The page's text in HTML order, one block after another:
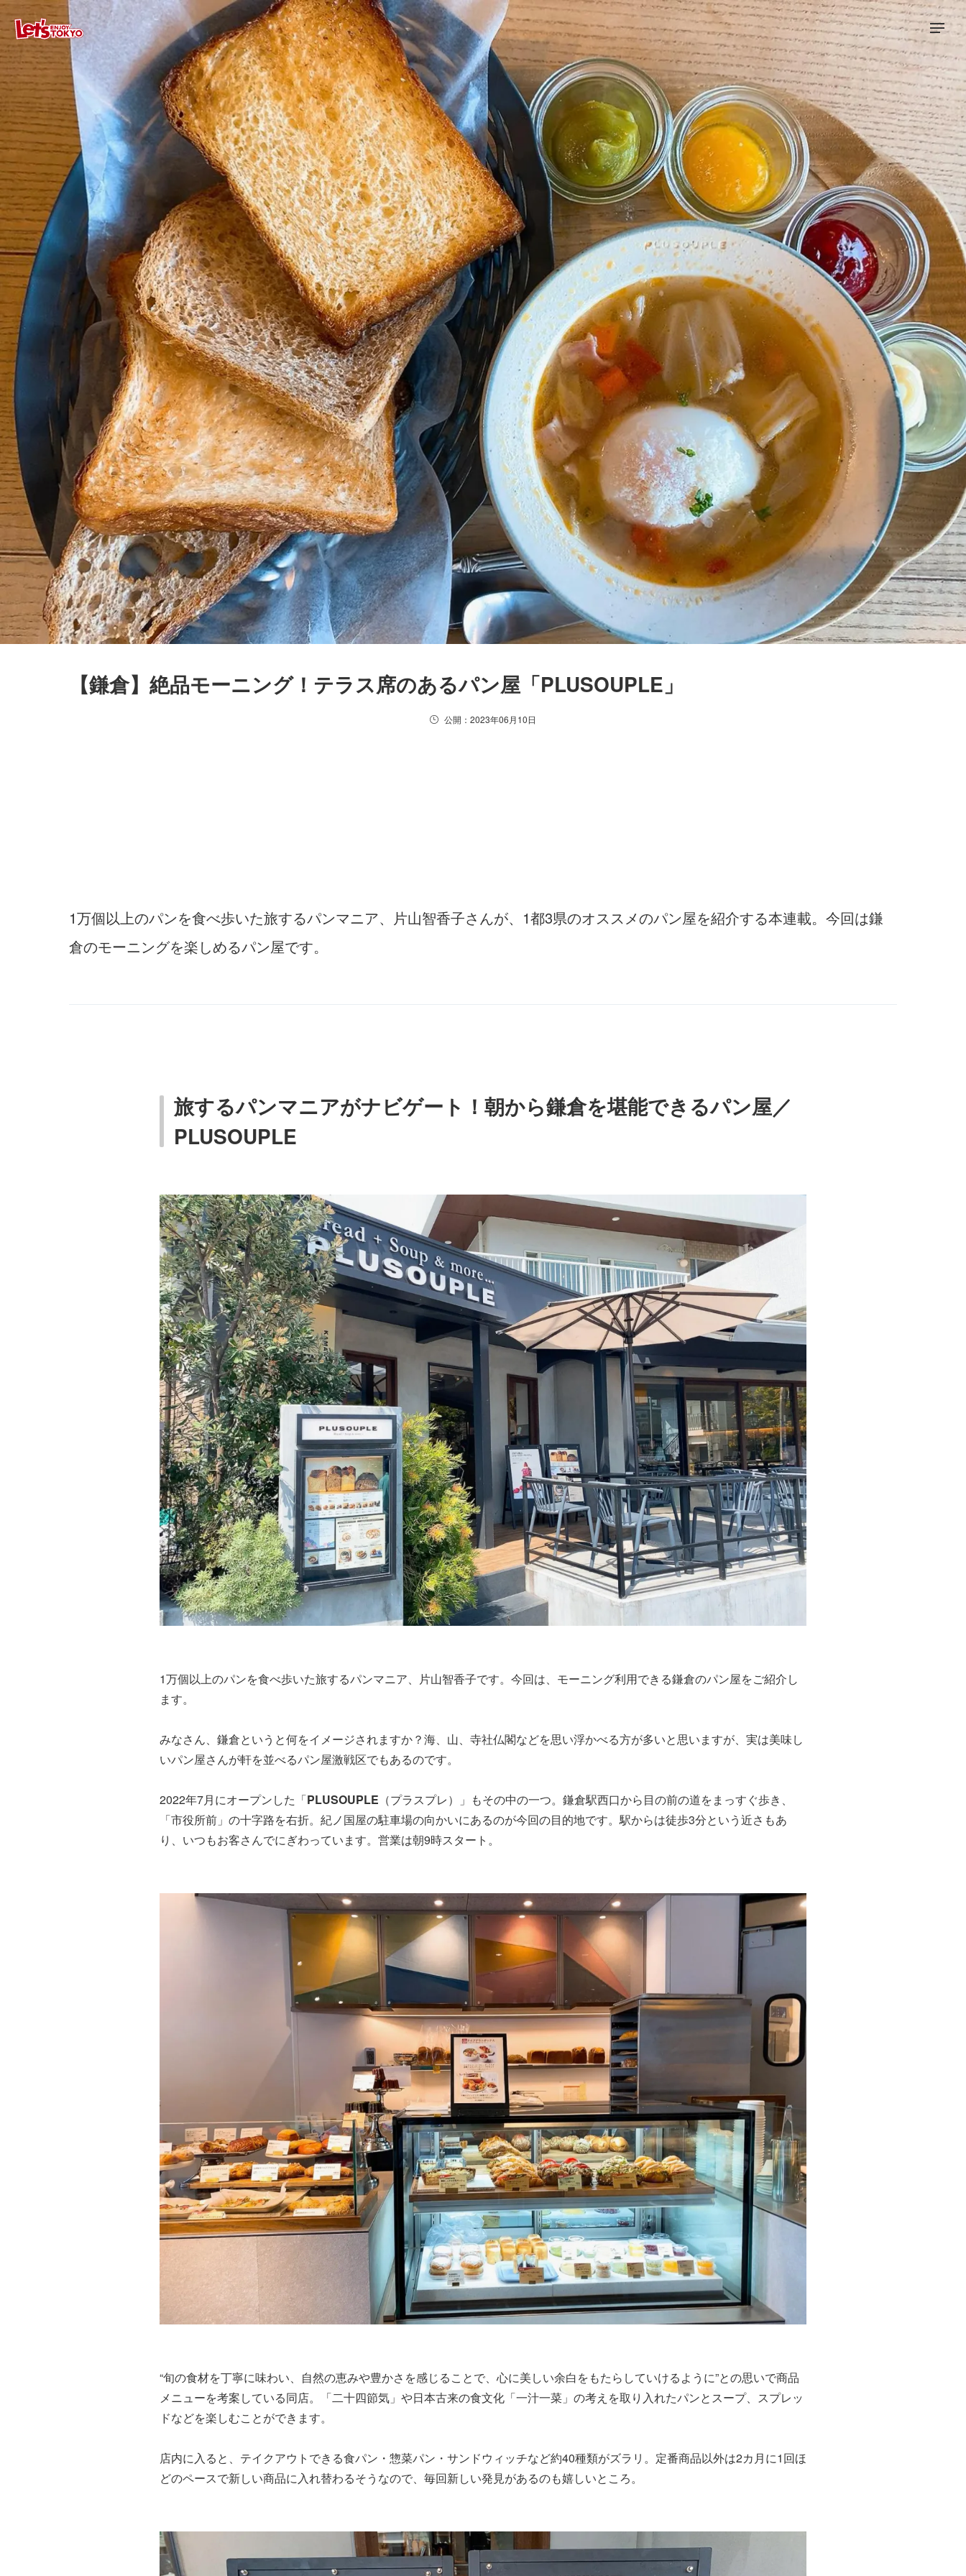
【鎌倉】絶品モーニング！テラス席のあるパン屋「PLUSOUPLE」
公開：2023年06月10日
1万個以上のパンを食べ歩いた旅するパンマニア、片山智香子さんが、1都3県のオススメのパン屋を紹介する本連載。今回は鎌
倉のモーニングを楽しめるパン屋です。
旅するパンマニアがナビゲート！朝から鎌倉を堪能できるパン屋／
PLUSOUPLE
1万個以上のパンを食べ歩いた旅するパンマニア、片山智香子です。今回は、モーニング利用できる鎌倉のパン屋をご紹介し
ます。
みなさん、鎌倉というと何をイメージされますか？海、山、寺社仏閣などを思い浮かべる方が多いと思いますが、実は美味し
いパン屋さんが軒を並べるパン屋激戦区でもあるのです。
2022年7月にオープンした「PLUSOUPLE （プラスプレ）」もその中の一つ。鎌倉駅西口から目の前の道をまっすぐ歩き、
「市役所前」の十字路を右折。紀ノ国屋の駐車場の向かいにあるのが今回の目的地です。駅からは徒歩3分という近さもあ
り、いつもお客さんでにぎわっています。営業は朝9時スタート。
“旬の食材を丁寧に味わい、自然の恵みや豊かさを感じることで、心に美しい余白をもたらしていけるように”との思いで商品
メニューを考案している同店。「二十四節気」や日本古来の食文化「一汁一菜」の考えを取り入れたパンとスープ、スプレッ
ドなどを楽しむことができます。
店内に入ると、テイクアウトできる食パン・惣菜パン・サンドウィッチなど約40種類がズラリ。定番商品以外は2カ月に1回ほ
どのペースで新しい商品に入れ替わるそうなので、毎回新しい発見があるのも嬉しいところ。